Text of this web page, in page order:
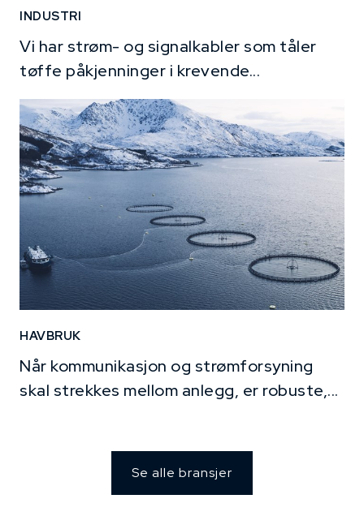
INDUSTRI
Vi har strøm- og signalkabler som tåler
tøffe påkjenninger i krevende...
HAVBRUK
Når kommunikasjon og strømforsyning
skal strekkes mellom anlegg, er robuste,...
Se alle bransjer